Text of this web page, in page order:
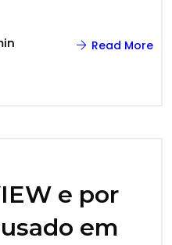
Read More
e por
em